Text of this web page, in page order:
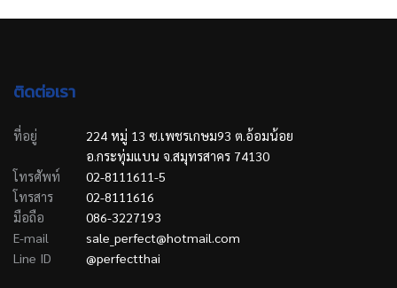
ติดต่อเรา
ที่อยู่
224 หมู่ 13 ซ.เพชรเกษม93 ต.อ้อมน้อย
อ.กระทุ่มแบน จ.สมุทรสาคร 74130
โทรศัพท์
02-8111611-5
โทรสาร
02-8111616
มือถือ
086-3227193
E-mail
sale_perfect@hotmail.com
Line ID
@perfectthai